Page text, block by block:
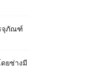
จุภัณฑ์
ยช่างมี